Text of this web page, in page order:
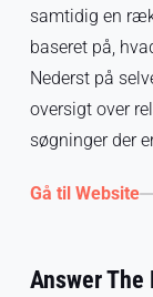
samtidig en
baseret på,
Nederst på
oversigt over
søgninger der
Gå til Website
Answer